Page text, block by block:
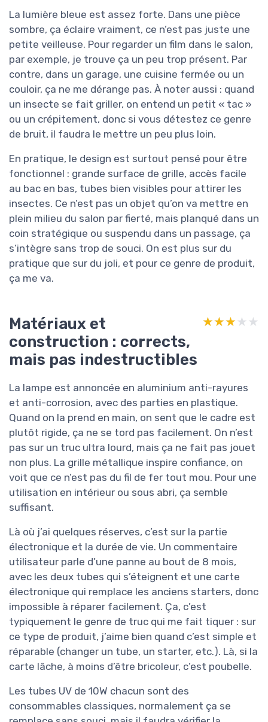
La lumière bleue est assez forte. Dans une pièce
sombre, ça éclaire vraiment, ce n’est pas juste une
petite veilleuse. Pour regarder un film dans le salon,
par exemple, je trouve ça un peu trop présent. Par
contre, dans un garage, une cuisine fermée ou un
couloir, ça ne me dérange pas. À noter aussi : quand
un insecte se fait griller, on entend un petit « tac »
ou un crépitement, donc si vous détestez ce genre
de bruit, il faudra le mettre un peu plus loin.
En pratique, le design est surtout pensé pour être
fonctionnel : grande surface de grille, accès facile
au bac en bas, tubes bien visibles pour attirer les
insectes. Ce n’est pas un objet qu’on va mettre en
plein milieu du salon par fierté, mais planqué dans un
coin stratégique ou suspendu dans un passage, ça
s’intègre sans trop de souci. On est plus sur du
pratique que sur du joli, et pour ce genre de produit,
ça me va.
Matériaux et
construction : corrects,
mais pas indestructibles
★★★★★
★★★★★
La lampe est annoncée en aluminium anti-rayures
et anti-corrosion, avec des parties en plastique.
Quand on la prend en main, on sent que le cadre est
plutôt rigide, ça ne se tord pas facilement. On n’est
pas sur un truc ultra lourd, mais ça ne fait pas jouet
non plus. La grille métallique inspire confiance, on
voit que ce n’est pas du fil de fer tout mou. Pour une
utilisation en intérieur ou sous abri, ça semble
suffisant.
Là où j’ai quelques réserves, c’est sur la partie
électronique et la durée de vie. Un commentaire
utilisateur parle d’une panne au bout de 8 mois,
avec les deux tubes qui s’éteignent et une carte
électronique qui remplace les anciens starters, donc
impossible à réparer facilement. Ça, c’est
typiquement le genre de truc qui me fait tiquer : sur
ce type de produit, j’aime bien quand c’est simple et
réparable (changer un tube, un starter, etc.). Là, si la
carte lâche, à moins d’être bricoleur, c’est poubelle.
Les tubes UV de 10W chacun sont des
consommables classiques, normalement ça se